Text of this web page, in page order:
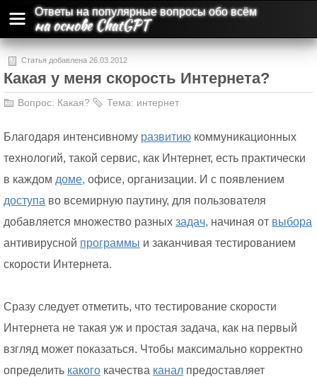
Ответы на популярные вопросы обо всём
на основе ChatGPT
Статья добавлена 26.03.2012
Какая у меня скорость Интернета?
Вопрос: Какая? Тема: интернет
Благодаря интенсивному развитию коммуникационных
технологий, такой сервис, как Интернет, есть практически
в каждом доме, офисе, организации. И с появлением
доступа во всемирную паутину, для пользователя
добавляется множество разных задач, начиная от выбора
антивирусной программы и заканчивая тестированием
скорости Интернета.
Сразу следует отметить, что тестирование скорости
Интернета не такая уж и простая задача, как на первый
взгляд может показаться. Чтобы максимально корректно
определить какого качества канал предоставляет